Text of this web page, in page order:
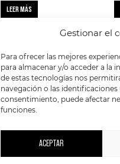
Gestionar el
Para ofrecer las mejores
para almacenar y/o acceder a la
de estas tecnologías nos
navegación o las
consentimiento, puede afectar
funciones.
ACEPTAR
LEER MÁS
SIGUENOS EN: